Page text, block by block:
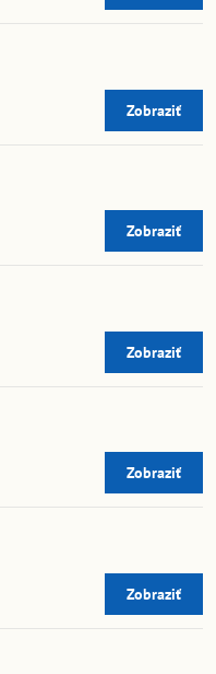
Zobraziť
Zobraziť
Zobraziť
Zobraziť
Zobraziť